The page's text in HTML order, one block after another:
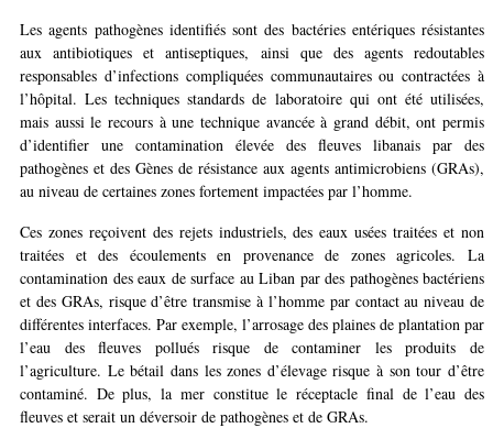
Les agents pathogènes identifiés sont des bactéries entériques résistantes
aux antibiotiques et antiseptiques, ainsi que des agents redoutables
responsables d’infections compliquées communautaires ou contractées à
l’hôpital. Les techniques standards de laboratoire qui ont été utilisées,
mais aussi le recours à une technique avancée à grand débit, ont permis
d’identifier une contamination élevée des fleuves libanais par des
pathogènes et des Gènes de résistance aux agents antimicrobiens (GRAs),
au niveau de certaines zones fortement impactées par l’homme.
Ces zones reçoivent des rejets industriels, des eaux usées traitées et non
traitées et des écoulements en provenance de zones agricoles. La
contamination des eaux de surface au Liban par des pathogènes bactériens
et des GRAs, risque d’être transmise à l’homme par contact au niveau de
différentes interfaces. Par exemple, l’arrosage des plaines de plantation par
l’eau des fleuves pollués risque de contaminer les produits de
l’agriculture. Le bétail dans les zones d’élevage risque à son tour d’être
contaminé. De plus, la mer constitue le réceptacle final de l’eau des
fleuves et serait un déversoir de pathogènes et de GRAs.